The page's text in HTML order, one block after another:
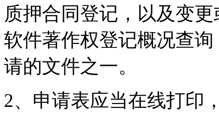
质押合同登记，以及变
软件著作权登记概况查
请的文件之一。
2、申请表应当在线打印